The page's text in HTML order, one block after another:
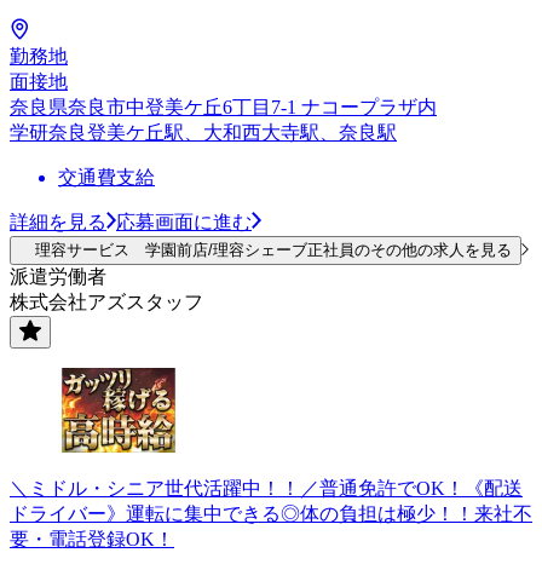
勤務地
面接地
奈良県奈良市中登美ケ丘6丁目7-1 ナコープラザ内
学研奈良登美ケ丘駅、大和西大寺駅、奈良駅
交通費支給
詳細を見る 応募画面に進む
理容サービス 学園前店/理容シェーブ正社員のその他の求人を見る
派遣労働者
株式会社アズスタッフ
＼ミドル・シニア世代活躍中！！／普通免許でOK！《配送
ドライバー》運転に集中できる◎体の負担は極少！！来社不
要・電話登録OK！